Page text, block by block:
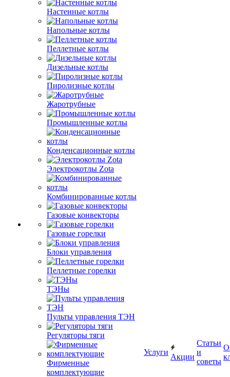
Настенные котлы
Напольные котлы
Пеллетные котлы
Дизельные котлы
Пиролизные котлы
Жаротрубные
Промышленные котлы
Конденсационные котлы
Электрокотлы Zota
Комбинированные котлы
Газовые конвекторы
Газовые горелки
Блоки управления
Пеллетные горелки
ТЭНы
Пульты управления ТЭН
Регуляторы тяги
Фирменные
комплектующие
Услуги
Акции
Статьи
и
советы